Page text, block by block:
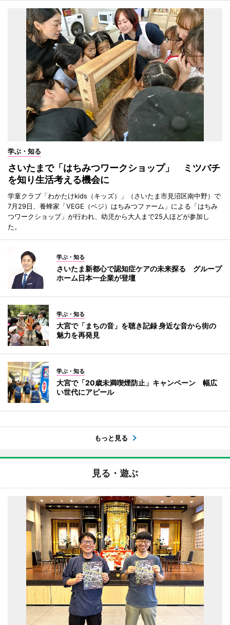
学ぶ・知る
さいたまで「はちみつワークショップ」 ミツバチ
を知り生活考える機会に
学童クラブ「わかたけkids（キッズ）」（さいたま市見沼区南中野）で
7月29日、養蜂家「VEGE（ベジ）はちみつファーム」による「はちみ
つワークショップ」が行われ、幼児から大人まで25人ほどが参加し
た。
学ぶ・知る
さいたま新都心で認知症ケアの未来探る グループ
ホーム日本一企業が登壇
学ぶ・知る
大宮で「まちの音」を聴き記録 身近な音から街の
魅力を再発見
学ぶ・知る
大宮で「20歳未満喫煙防止」キャンペーン 幅広
い世代にアピール
もっと見る
見る・遊ぶ